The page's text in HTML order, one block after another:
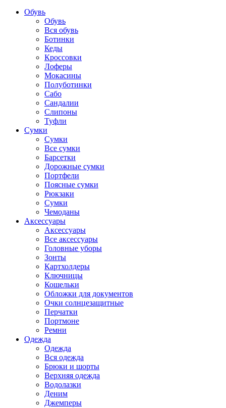
Обувь
Обувь
Вся обувь
Ботинки
Кеды
Кроссовки
Лоферы
Мокасины
Полуботинки
Сабо
Сандалии
Слипоны
Туфли
Сумки
Сумки
Все сумки
Барсетки
Дорожные сумки
Портфели
Поясные сумки
Рюкзаки
Сумки
Чемоданы
Аксессуары
Аксессуары
Все аксессуары
Головные уборы
Зонты
Картхолдеры
Ключницы
Кошельки
Обложки для документов
Очки солнцезащитные
Перчатки
Портмоне
Ремни
Одежда
Одежда
Вся одежда
Брюки и шорты
Верхняя одежда
Водолазки
Деним
Джемперы